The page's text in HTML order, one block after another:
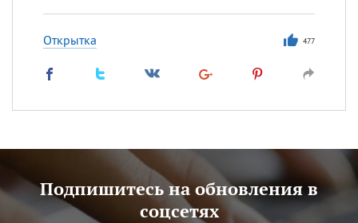
Открытка 477
Подпишитесь на обновления в
соцсетях